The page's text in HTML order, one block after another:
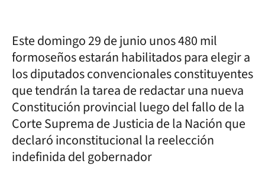
Este domingo 29 de junio unos 480 mil
formoseños estarán habilitados para elegir a
los diputados convencionales constituyentes
que tendrán la tarea de redactar una nueva
Constitución provincial luego del fallo de la
Corte Suprema de Justicia de la Nación que
declaró inconstitucional la reelección
indefinida del gobernador